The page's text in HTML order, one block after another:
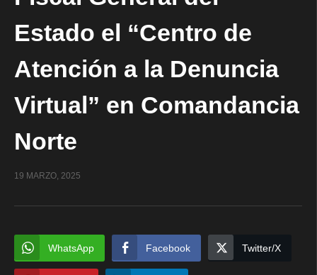
Estado el “Centro de
Atención a la Denuncia
Virtual” en Comandancia
Norte
19 MARZO, 2025
WhatsApp Facebook Twitter/X